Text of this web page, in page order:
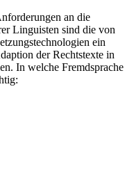
an die
Linguisten sind die von
ein
der Rechtstexte in
In welche Fremdsprache